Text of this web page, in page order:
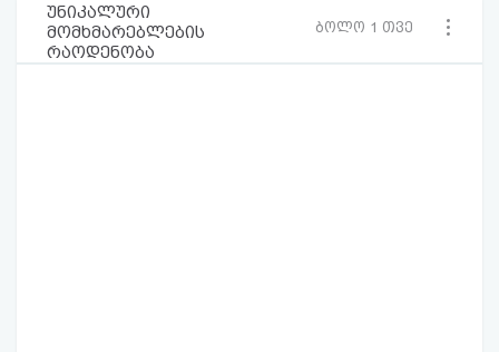
უნიკალური
მომხმარებლების
რაოდენობა
ბოლო 1 თვე